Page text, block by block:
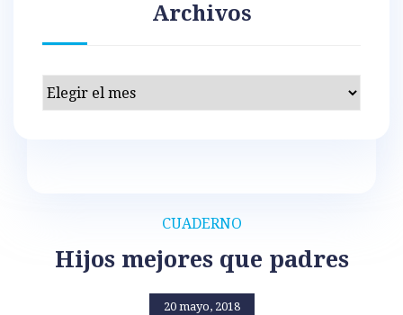
CUADERNO
Hijos mejores que padres
20 mayo, 2018
Archivos
Archivos